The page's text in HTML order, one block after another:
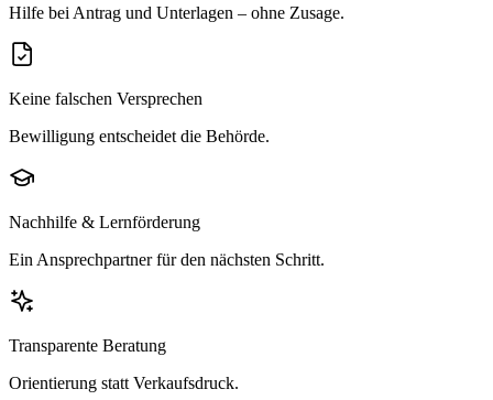
Hilfe bei Antrag und Unterlagen – ohne Zusage.
Keine falschen Versprechen
Bewilligung entscheidet die Behörde.
Nachhilfe & Lernförderung
Ein Ansprechpartner für den nächsten Schritt.
Transparente Beratung
Orientierung statt Verkaufsdruck.